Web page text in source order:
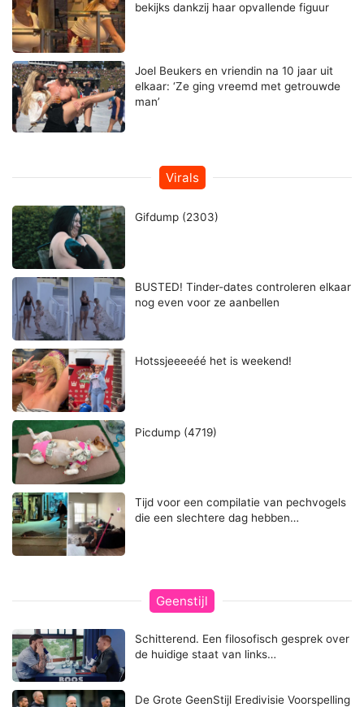
bekijks dankzij haar opvallende figuur
Joel Beukers en vriendin na 10 jaar uit
elkaar: ‘Ze ging vreemd met getrouwde
man’
Virals
Gifdump (2303)
BUSTED! Tinder-dates controleren elkaar
nog even voor ze aanbellen
Hotssjeeeeéé het is weekend!
Picdump (4719)
Tijd voor een compilatie van pechvogels
die een slechtere dag hebben…
Geenstijl
Schitterend. Een filosofisch gesprek over
de huidige staat van links…
De Grote GeenStijl Eredivisie Voorspelling